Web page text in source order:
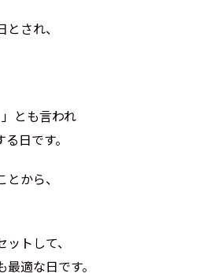
され、
とも言われ
日です。
から、
トして、
適な日です。